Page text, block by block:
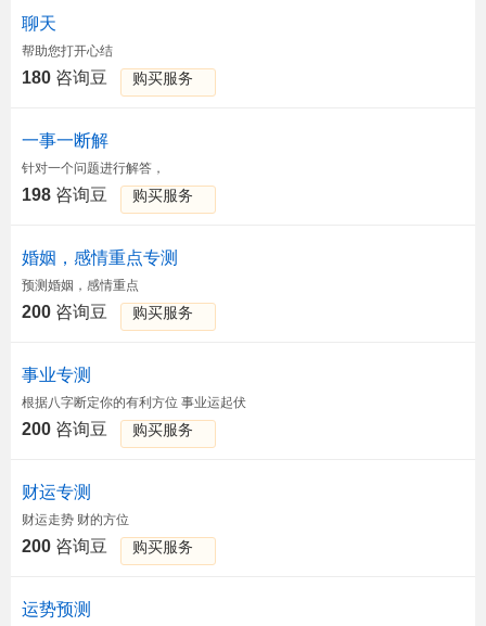
聊天
帮助您打开心结
180 咨询豆 购买服务
一事一断解
针对一个问题进行解答，
198 咨询豆 购买服务
婚姻，感情重点专测
预测婚姻，感情重点
200 咨询豆 购买服务
事业专测
根据八字断定你的有利方位 事业运起伏
200 咨询豆 购买服务
财运专测
财运走势 财的方位
200 咨询豆 购买服务
运势预测